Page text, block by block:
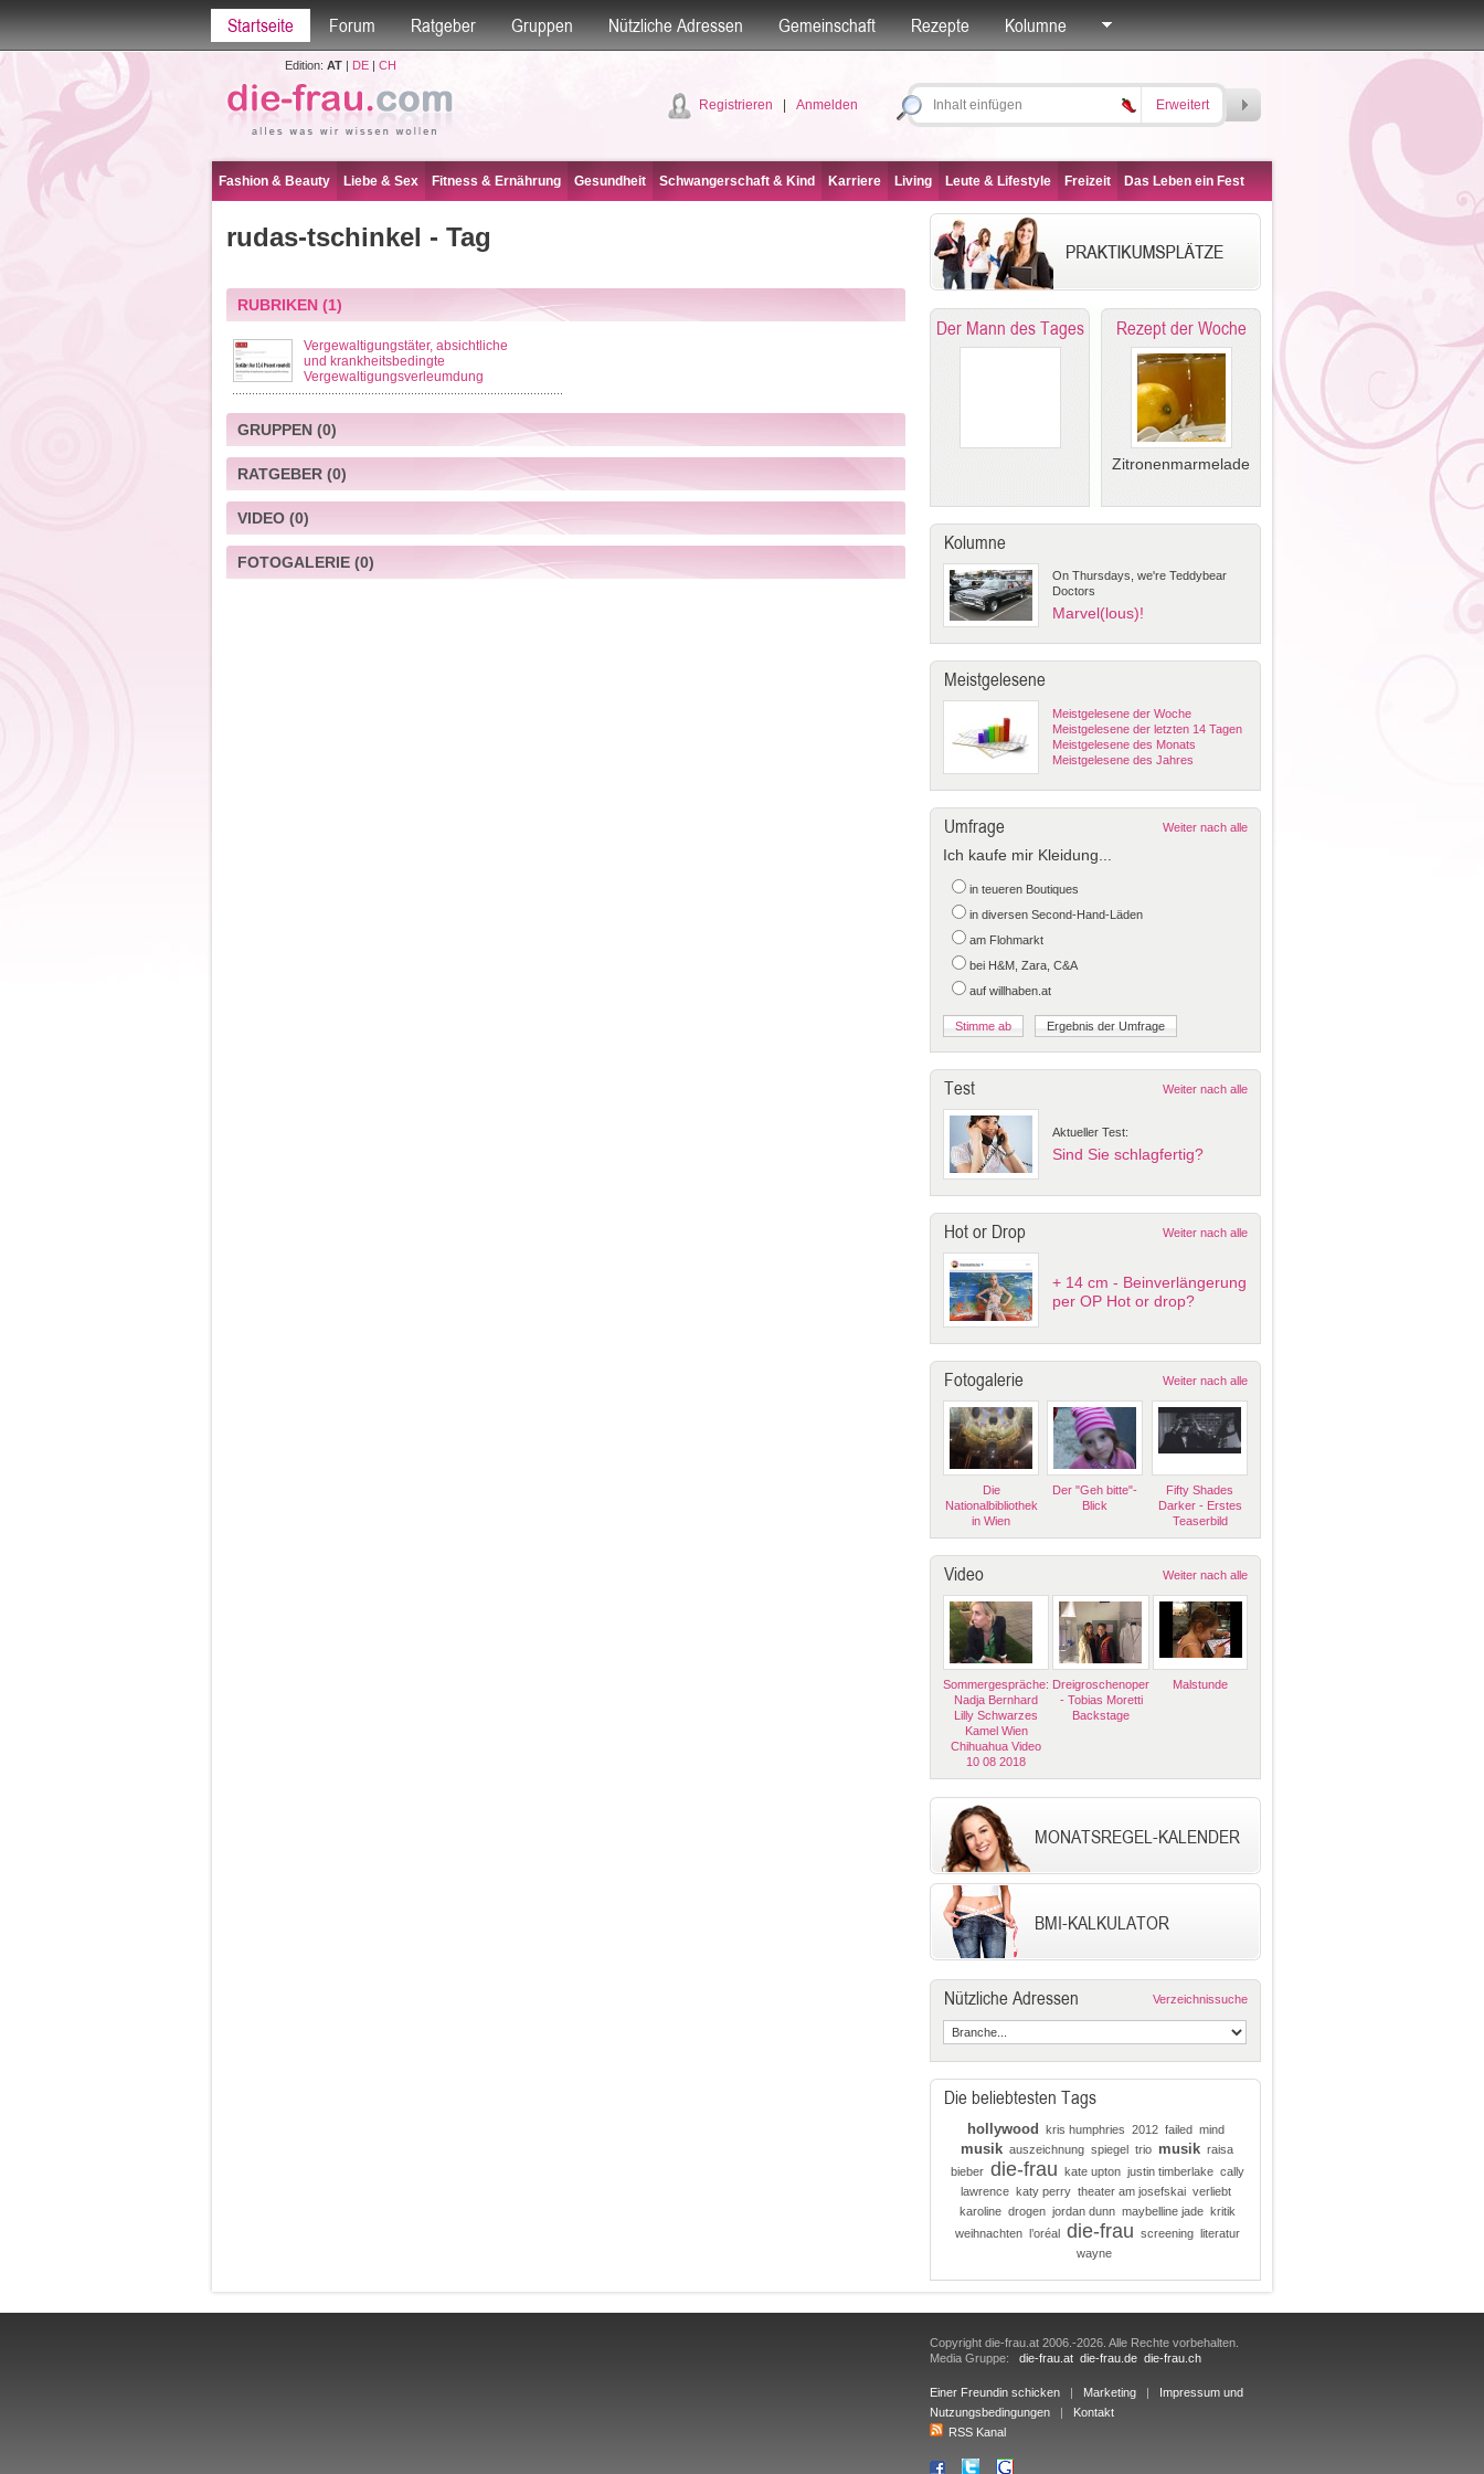
Startseite Forum Ratgeber Gruppen Nützliche Adressen Gemeinschaft Rezepte Kolumne
Edition: AT| DE| CH
Registrieren Anmelden Erweitert
Fashion & Beauty Liebe & Sex Fitness & Ernährung Gesundheit Schwangerschaft & Kind Karriere Living Leute & Lifestyle Freizeit Das Leben ein Fest
rudas-tschinkel - Tag
RUBRIKEN(1)
Vergewaltigungstäter, absichtliche
und krankheitsbedingte
Vergewaltigungsverleumdung
GRUPPEN(0)
RATGEBER(0)
VIDEO(0)
FOTOGALERIE(0)
Der Mann des Tages Rezept der Woche
Zitronenmarmelade
Kolumne
On Thursdays, we're Teddybear
Doctors
Marvel(lous)!
Meistgelesene
Meistgelesene der Woche
Meistgelesene der letzten 14 Tagen
Meistgelesene des Monats
Meistgelesene des Jahres
Umfrage Weiter nach alle
Ich kaufe mir Kleidung...
in teueren Boutiques
in diversen Second-Hand-Läden
am Flohmarkt
bei H&M, Zara, C&A
auf willhaben.at
Test Weiter nach alle
Aktueller Test:
Sind Sie schlagfertig?
Hot or Drop Weiter nach alle
+ 14 cm - Beinverlängerung
per OP Hot or drop?
Fotogalerie Weiter nach alle
Die
Nationalbibliothek
in Wien
Der "Geh bitte"-
Blick
Fifty Shades
Darker - Erstes
Teaserbild
Video Weiter nach alle
Sommergespräche:
Nadja Bernhard
Lilly Schwarzes
Kamel Wien
Chihuahua Video
10 08 2018
Dreigroschenoper
- Tobias Moretti
Backstage
Malstunde
MONATSREGEL-KALENDER
BMI-KALKULATOR
Nützliche Adressen Verzeichnissuche
Die beliebtesten Tags
hollywood kris humphries 2012 failed mind
musik auszeichnung spiegel trio musik raisa
bieber die-frau kate upton justin timberlake cally
lawrence katy perry theater am josefskai verliebt
karoline drogen jordan dunn maybelline jade kritik
weihnachten l’oréal die-frau screening literatur
wayne
Copyright die-frau.at 2006.-2026. Alle Rechte vorbehalten.
Media Gruppe: die-frau.at die-frau.de die-frau.ch
Einer Freundin schicken | Marketing | Impressum und
Nutzungsbedingungen | Kontakt
RSS Kanal